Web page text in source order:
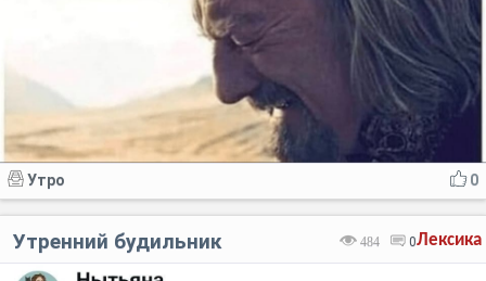
0
Утро
Лексика
484 0
Утренний будильник